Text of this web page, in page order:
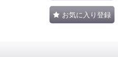
お気に入り登録